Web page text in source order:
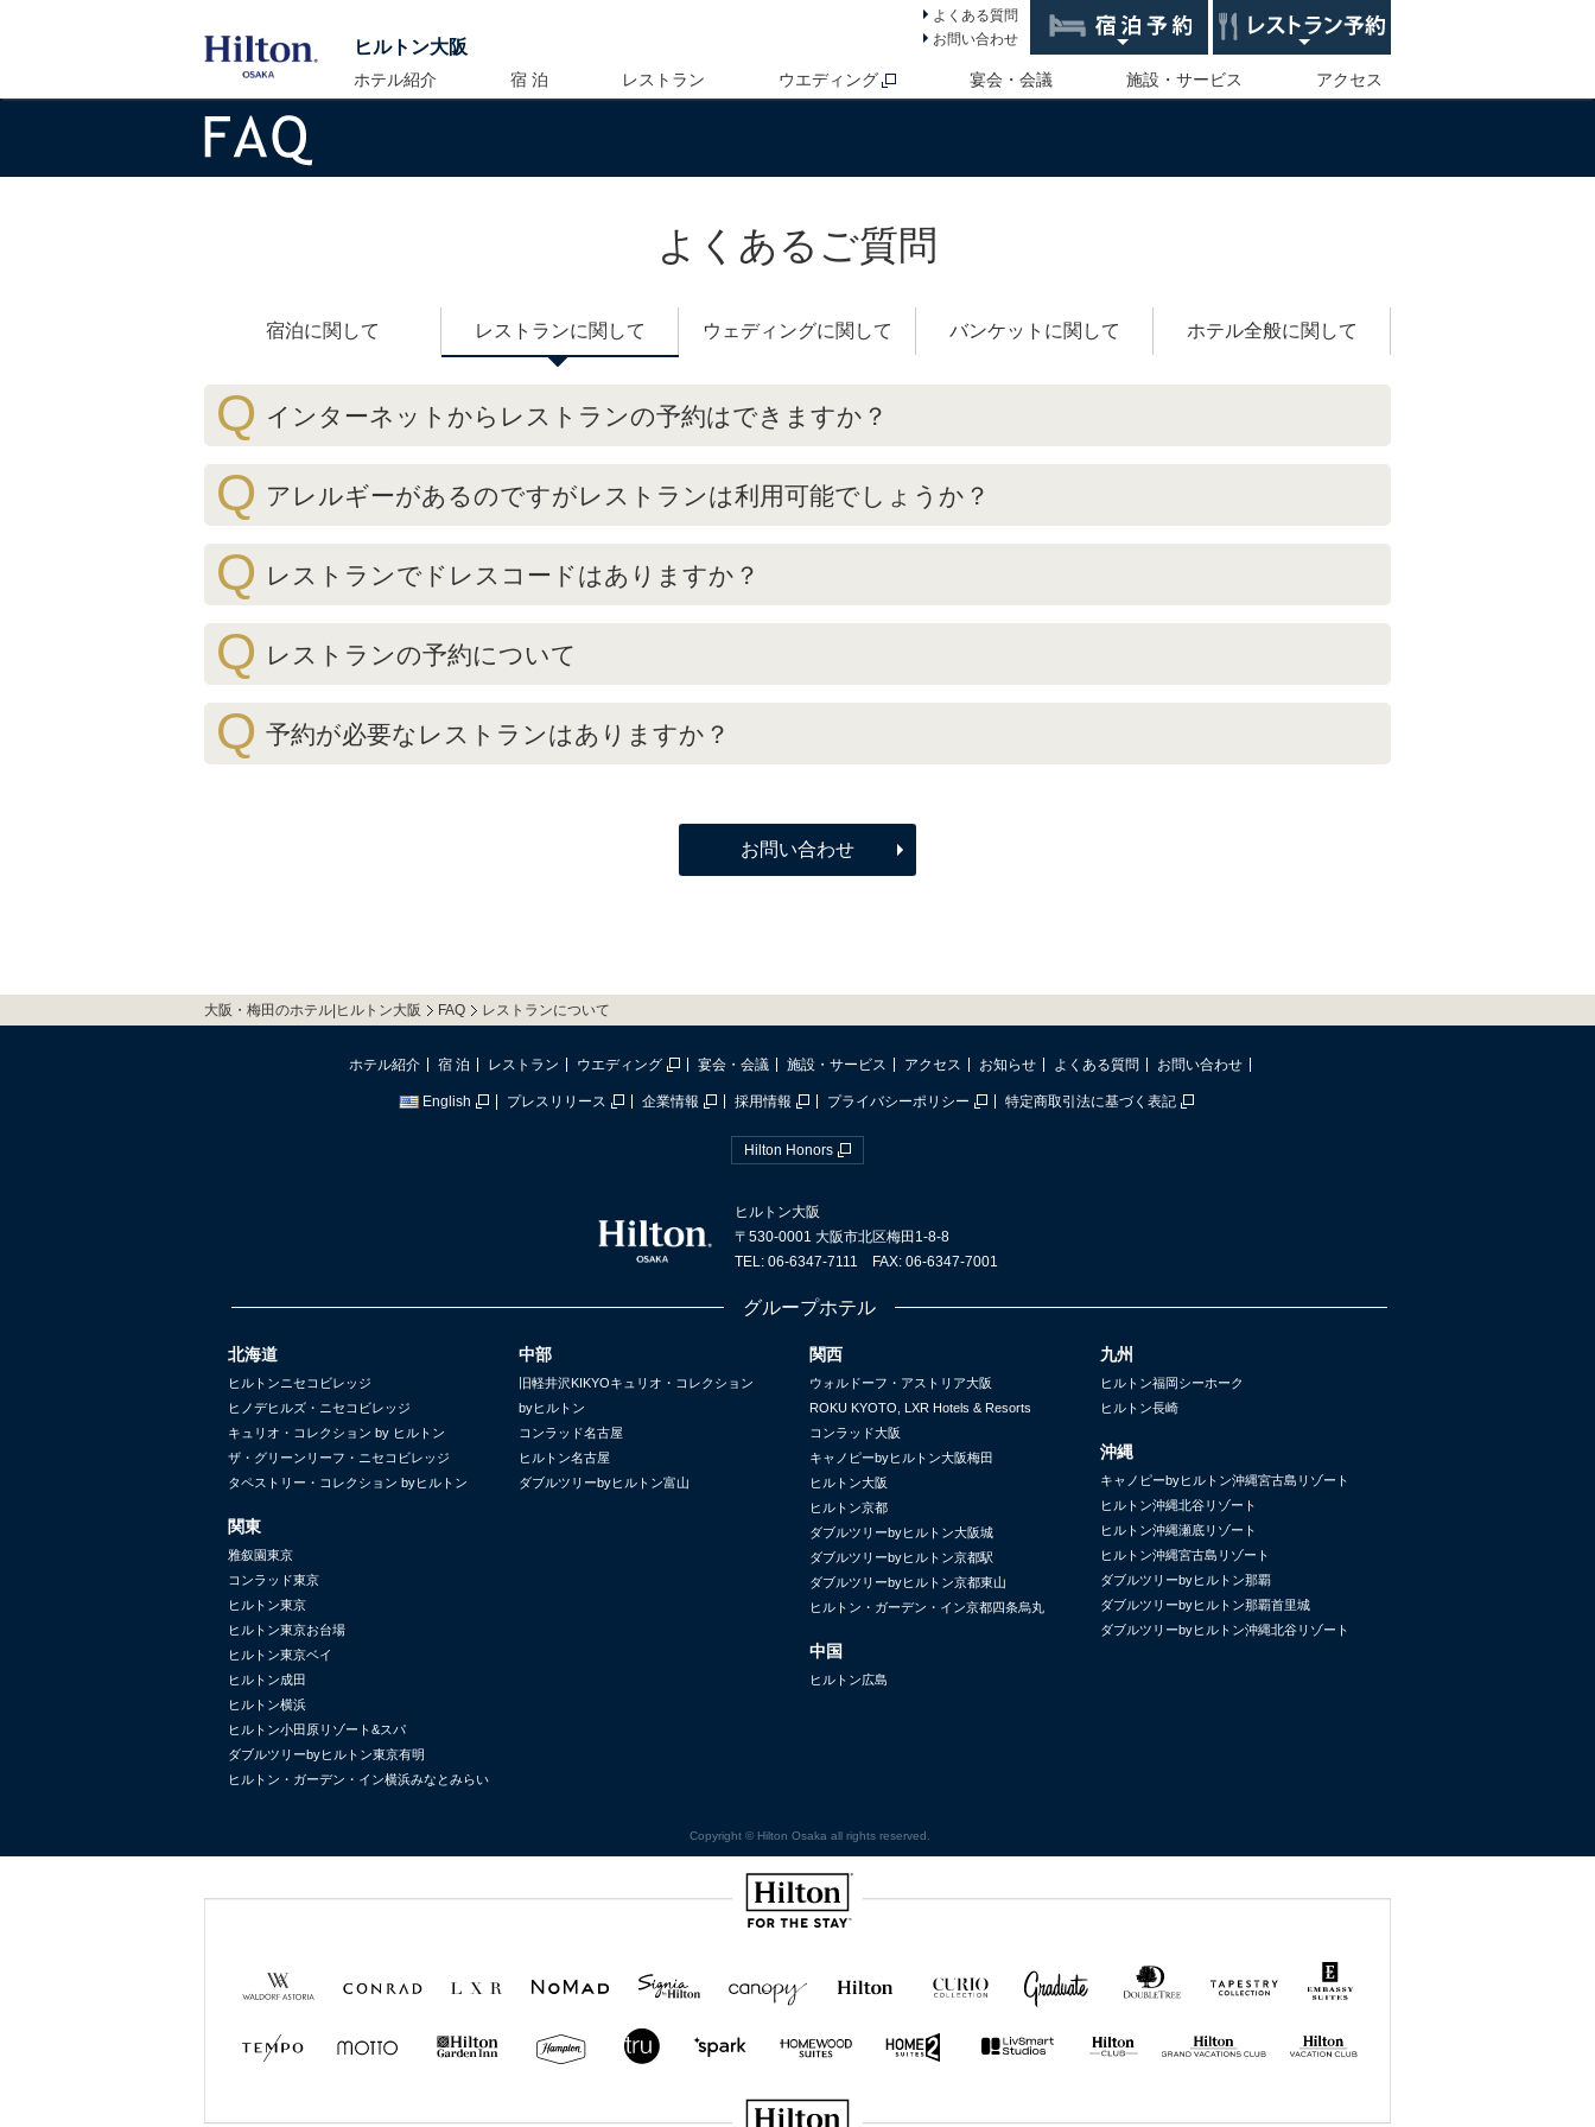
ヒルトン大阪
よくある質問
お問い合わせ
ホテル紹介 宿 泊 レストラン ウエディング 宴会・会議 施設・サービス アクセス
よくあるご質問
宿泊に関して レストランに関して ウェディングに関して バンケットに関して ホテル全般に関して
Q インターネットからレストランの予約はできますか？
Q アレルギーがあるのですがレストランは利用可能でしょうか？
Q レストランでドレスコードはありますか？
Q レストランの予約について
Q 予約が必要なレストランはありますか？
お問い合わせ
大阪・梅田のホテル|ヒルトン大阪 FAQ レストランについて
ホテル紹介 宿 泊 レストラン ウエディング 宴会・会議 施設・サービス アクセス お知らせ よくある質問 お問い合わせ
English プレスリリース 企業情報 採用情報 プライバシーポリシー 特定商取引法に基づく表記
Hilton Honors
ヒルトン大阪
〒530-0001 大阪市北区梅田1-8-8
TEL: 06-6347-7111 FAX: 06-6347-7001
グループホテル
北海道
ヒルトンニセコビレッジ
ヒノデヒルズ・ニセコビレッジ
キュリオ・コレクション by ヒルトン
ザ・グリーンリーフ・ニセコビレッジ
タペストリー・コレクション byヒルトン
関東
雅叙園東京
コンラッド東京
ヒルトン東京
ヒルトン東京お台場
ヒルトン東京ベイ
ヒルトン成田
ヒルトン横浜
ヒルトン小田原リゾート&スパ
ダブルツリーbyヒルトン東京有明
ヒルトン・ガーデン・イン横浜みなとみらい
中部
旧軽井沢KIKYOキュリオ・コレクション
byヒルトン
コンラッド名古屋
ヒルトン名古屋
ダブルツリーbyヒルトン富山
関西
ウォルドーフ・アストリア大阪
ROKU KYOTO, LXR Hotels & Resorts
コンラッド大阪
キャノピーbyヒルトン大阪梅田
ヒルトン大阪
ヒルトン京都
ダブルツリーbyヒルトン大阪城
ダブルツリーbyヒルトン京都駅
ダブルツリーbyヒルトン京都東山
ヒルトン・ガーデン・イン京都四条烏丸
中国
ヒルトン広島
九州
ヒルトン福岡シーホーク
ヒルトン長崎
沖縄
キャノピーbyヒルトン沖縄宮古島リゾート
ヒルトン沖縄北谷リゾート
ヒルトン沖縄瀬底リゾート
ヒルトン沖縄宮古島リゾート
ダブルツリーbyヒルトン那覇
ダブルツリーbyヒルトン那覇首里城
ダブルツリーbyヒルトン沖縄北谷リゾート
Copyright © Hilton Osaka all rights reserved.
Hilton
Astoria
Hotels &
Resorts
Hotels
&
Collection
DoubleTree
by
Hilton
Collection
by Hilton
Embassy
Suites
by
Garden
Inn
by
Hilton
Tru
by
Hilton
Hilton
Suites by
Hilton
Suites
by
VACATIONS
CLUB
VACATION
CLUB
Hilton Honors